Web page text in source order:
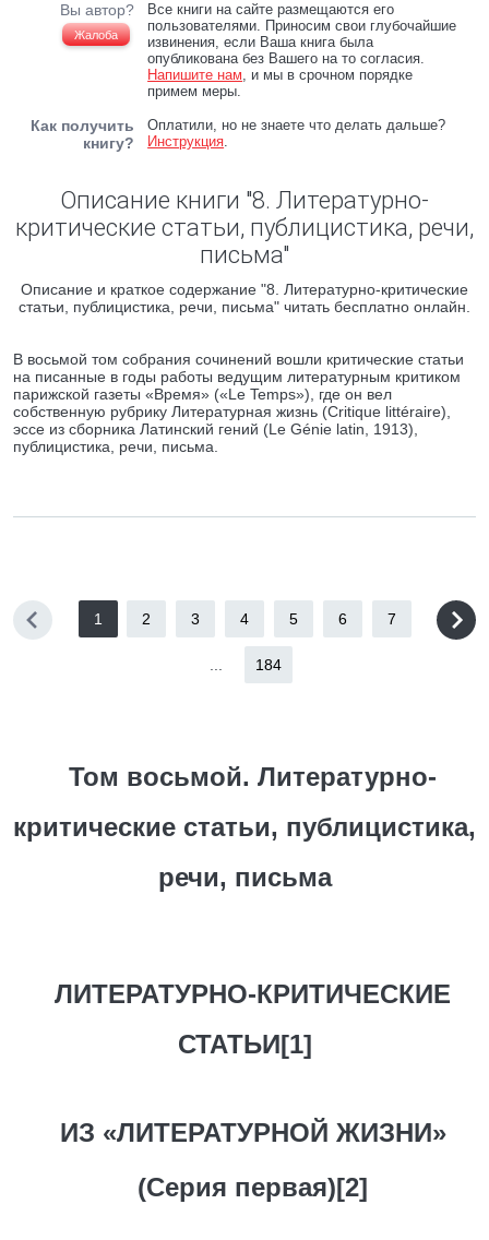
Вы автор?
Жалоба
Все книги на сайте размещаются его
пользователями. Приносим свои глубочайшие
извинения, если Ваша книга была
опубликована без Вашего на то согласия.
Напишите нам, и мы в срочном порядке
примем меры.
Как получить
книгу?
Оплатили, но не знаете что делать дальше?
Инструкция.
Описание книги "8. Литературно-
критические статьи, публицистика, речи,
письма"
Описание и краткое содержание "8. Литературно-критические
статьи, публицистика, речи, письма" читать бесплатно онлайн.
В восьмой том собрания сочинений вошли критические статьи
на писанные в годы работы ведущим литературным критиком
парижской газеты «Время» («Le Temps»), где он вел
собственную рубрику Литературная жизнь (Critique littéraire),
эссе из сборника Латинский гений (Le Génie latin, 1913),
публицистика, речи, письма.
1 2 3 4 5 6 7
184
Том восьмой. Литературно-
критические статьи, публицистика,
речи, письма
ЛИТЕРАТУPHO-КРИТИЧЕСКИЕ
СТАТЬИ[1]
ИЗ «ЛИТЕРАТУРНОЙ ЖИЗНИ»
(Серия первая)[2]